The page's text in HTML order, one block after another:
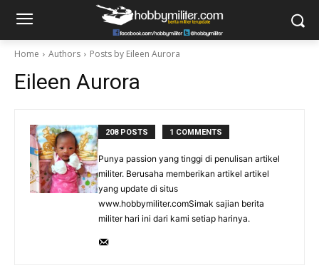
Home Authors Posts by Eileen Aurora
Eileen Aurora
208 POSTS 1 COMMENTS
Punya passion yang tinggi di penulisan artikel
militer. Berusaha memberikan artikel artikel
yang update di situs
www.hobbymiliter.comSimak sajian berita
militer hari ini dari kami setiap harinya.